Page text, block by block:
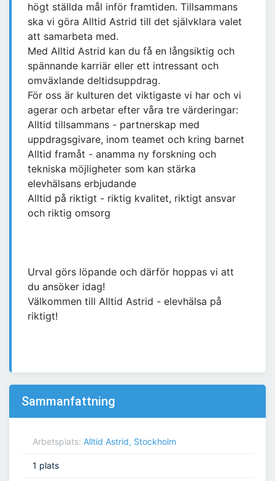
högt ställda mål inför framtiden. Tillsammans
ska vi göra Alltid Astrid till det självklara valet
att samarbeta med.
Med Alltid Astrid kan du få en långsiktig och
spännande karriär eller ett intressant och
omväxlande deltidsuppdrag.
För oss är kulturen det viktigaste vi har och vi
agerar och arbetar efter våra tre värderingar:
Alltid tillsammans - partnerskap med
uppdragsgivare, inom teamet och kring barnet
Alltid framåt - anamma ny forskning och
tekniska möjligheter som kan stärka
elevhälsans erbjudande
Alltid på riktigt - riktig kvalitet, riktigt ansvar
och riktig omsorg
Urval görs löpande och därför hoppas vi att
du ansöker idag!
Välkommen till Alltid Astrid - elevhälsa på
riktigt!
Sammanfattning
Arbetsplats: Alltid Astrid, Stockholm
1 plats